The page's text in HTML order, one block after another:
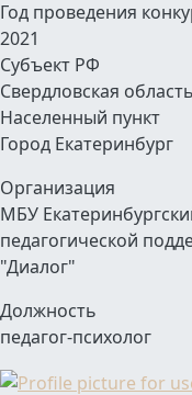
Год проведения
2021
Субъект РФ
Свердловская область
Населенный пункт
Город Екатеринбург
Организация
МБУ
педагогической
"Диалог"
Должность
педагог-психолог